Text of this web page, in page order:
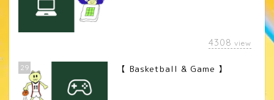
4308 view
29 【 Basketball & Game 】